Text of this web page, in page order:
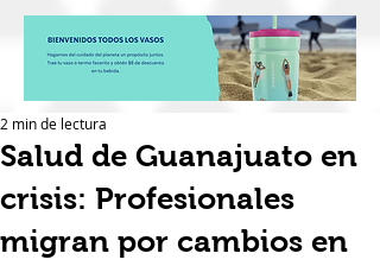
Salud de Guanajuato en
crisis: Profesionales
migran por cambios en
2 min de lectura